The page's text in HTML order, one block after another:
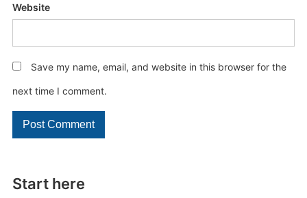
Start here
Website
Save my name, email, and website in this browser for the
next time I comment.